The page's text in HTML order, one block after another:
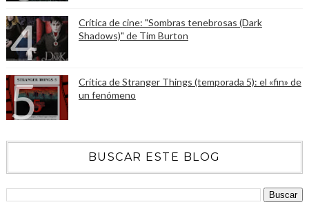
Crítica de cine: "Sombras tenebrosas (Dark
Shadows)" de Tim Burton
Crítica de Stranger Things (temporada 5): el «fin» de
un fenómeno
BUSCAR ESTE BLOG